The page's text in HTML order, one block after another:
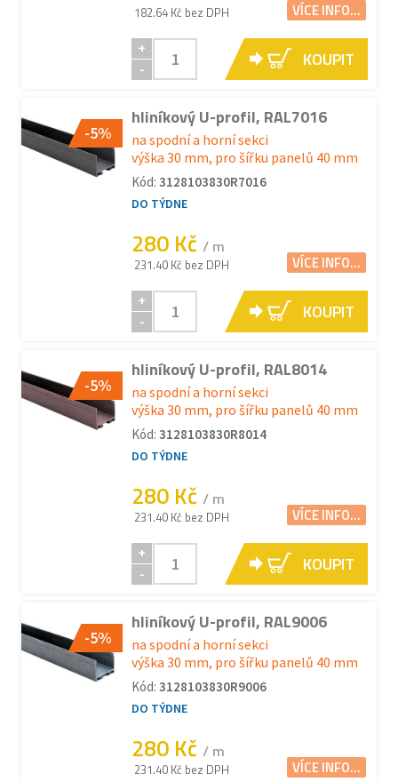
182.64 Kč bez DPH VÍCE INFO...
+
-
KOUPIT
-5%
hliníkový U-profil, RAL7016
na spodní a horní sekci
výška 30 mm, pro šířku panelů 40 mm
Kód: 3128103830R7016
DO TÝDNE
280 Kč / m
231.40 Kč bez DPH VÍCE INFO...
+
-
KOUPIT
-5%
hliníkový U-profil, RAL8014
na spodní a horní sekci
výška 30 mm, pro šířku panelů 40 mm
Kód: 3128103830R8014
DO TÝDNE
280 Kč / m
231.40 Kč bez DPH VÍCE INFO...
+
-
KOUPIT
-5%
hliníkový U-profil, RAL9006
na spodní a horní sekci
výška 30 mm, pro šířku panelů 40 mm
Kód: 3128103830R9006
DO TÝDNE
280 Kč / m
231.40 Kč bez DPH VÍCE INFO...